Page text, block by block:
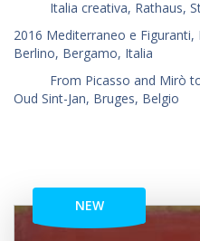
Italia creativa, Rathaus,
2016 Mediterraneo e Figuranti,
Berlino, Bergamo, Italia
From Picasso and Mirò to
Oud Sint-Jan, Bruges, Belgio
NEW